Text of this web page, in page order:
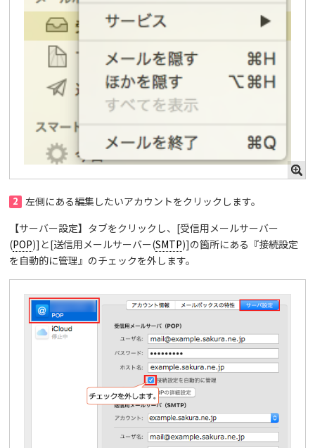
2
左側にある編集したいアカウントをクリックします。
【サーバー設定】タブをクリックし、[受信用メールサーバー
(POP)]と[送信用メールサーバー(SMTP)]の箇所にある『接続設定
を自動的に管理』のチェックを外します。